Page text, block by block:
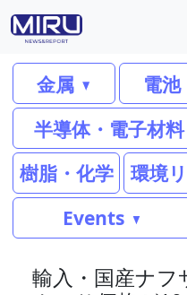
金属 電池
半導体・電子材料
樹脂・化学
環境
Events
輸入・国産ナ